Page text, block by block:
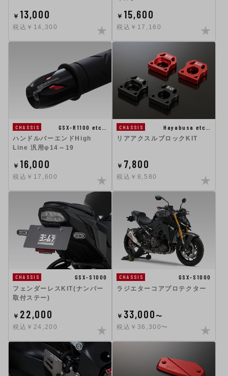
￥ 13,000
税込￥14,300
￥ 15,600
税込￥17,160
CHASSIS
GSX-R1100 etc…
ハンドルバーエンドHigh
Line 汎用φ14～19
￥ 16,000
税込￥17,600
CHASSIS
Hayabusa etc…
リアアクスルブロックKIT
￥ 7,800
税込￥8,580
CHASSIS
GSX-S1000
フェンダーレスKIT(ナンバー
取付ステー)
￥ 22,000
税込￥24,200
CHASSIS
GSX-S1000
ラジエターコアプロテクター
￥ 33,000〜
税込￥36,300〜